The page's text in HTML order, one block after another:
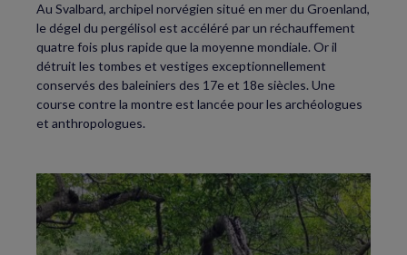
Au Svalbard, archipel norvégien situé en mer du Groenland,
le dégel du pergélisol est accéléré par un réchauffement
quatre fois plus rapide que la moyenne mondiale. Or il
détruit les tombes et vestiges exceptionnellement
conservés des baleiniers des 17e et 18e siècles. Une
course contre la montre est lancée pour les archéologues
et anthropologues.